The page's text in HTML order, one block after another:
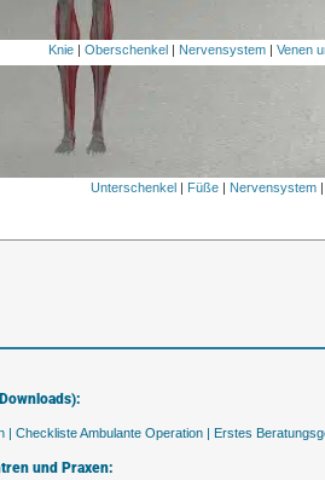
Knie| Oberschenkel Nervensystem| Venen
Unterschenkel | Füße | Nervensystem
| Checkliste Ambulante Operation | Erstes
und Praxen: